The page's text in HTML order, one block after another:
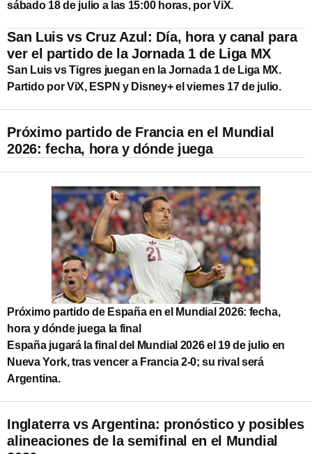
sábado 18 de julio a las 15:00 horas, por ViX.
San Luis vs Cruz Azul: Día, hora y canal para
ver el partido de la Jornada 1 de Liga MX
San Luis vs Tigres juegan en la Jornada 1 de Liga MX.
Partido por ViX, ESPN y Disney+ el viernes 17 de julio.
Próximo partido de Francia en el Mundial
2026: fecha, hora y dónde juega
Próximo partido de España en el Mundial 2026: fecha,
hora y dónde juega la final
España jugará la final del Mundial 2026 el 19 de julio en
Nueva York, tras vencer a Francia 2-0; su rival será
Argentina.
Inglaterra vs Argentina: pronóstico y posibles
alineaciones de la semifinal en el Mundial